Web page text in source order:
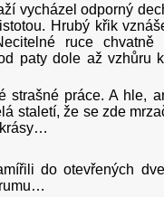
vycházel odporný
Hrubý křik
ruce chvatně
paty dole až vzhůru
strašné práce. A hle,
staletí, že se zde
do otevřených